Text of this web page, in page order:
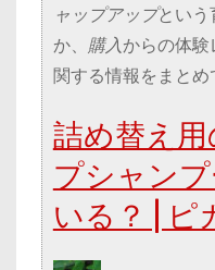
ャップアップという
か、 購入からの体
関する情報をまとめ
詰め替え
プシャン
いる？ | ピ